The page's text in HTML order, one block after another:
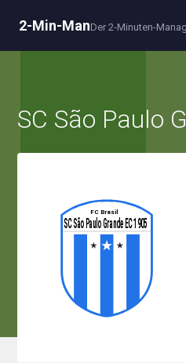
2-Min-ManDer 2-Minuten-
SC São Paulo